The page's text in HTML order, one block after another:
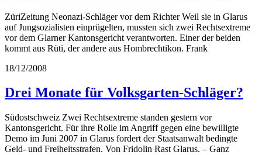
ZüriZeitung Neonazi-Schläger vor dem Richter Weil sie in Glarus
auf Jungsozialisten einprügelten, mussten sich zwei Rechtsextreme
vor dem Glarner Kantonsgericht verantworten. Einer der beiden
kommt aus Rüti, der andere aus Hombrechtikon. Frank
18/12/2008
Drei Monate für Volksgarten-Schläger?
Südostschweiz Zwei Rechtsextreme standen gestern vor
Kantonsgericht. Für ihre Rolle im Angriff gegen eine bewilligte
Demo im Juni 2007 in Glarus fordert der Staatsanwalt bedingte
Geld- und Freiheitsstrafen. Von Fridolin Rast Glarus. – Ganz